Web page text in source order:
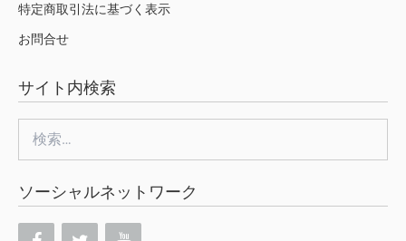
特定商取引法に基づく表示
お問合せ
サイト内検索
索:
ソーシャルネットワーク